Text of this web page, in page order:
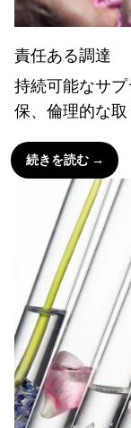
責任ある調達
持続可能なサ
保、倫理的な取
続きを読む →